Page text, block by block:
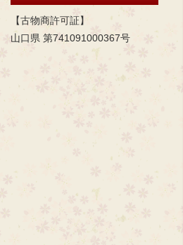
【古物商許可証】
山口県 第741091000367号